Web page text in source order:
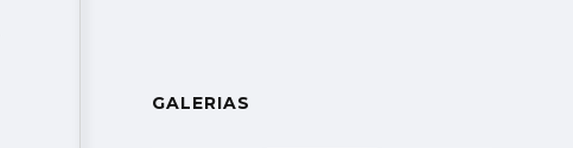
GALERIAS